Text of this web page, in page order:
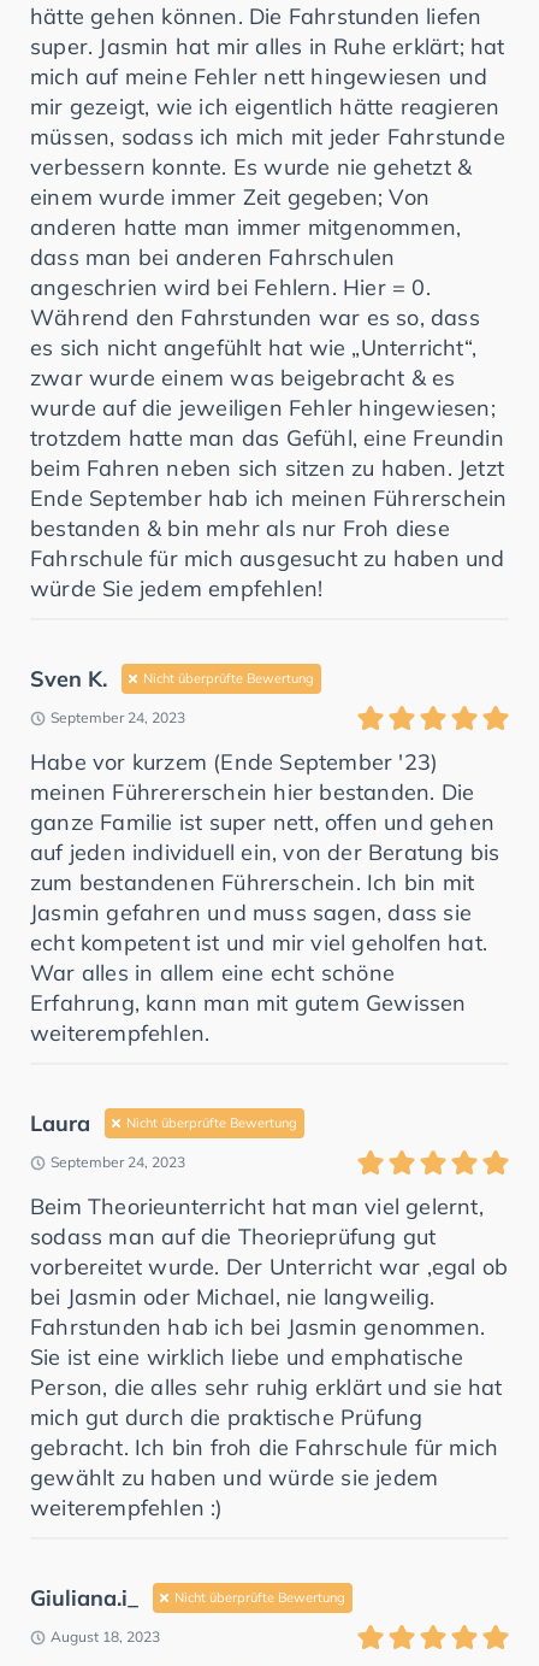
hätte gehen können. Die Fahrstunden liefen
super. Jasmin hat mir alles in Ruhe erklärt; hat
mich auf meine Fehler nett hingewiesen und
mir gezeigt, wie ich eigentlich hätte reagieren
müssen, sodass ich mich mit jeder Fahrstunde
verbessern konnte. Es wurde nie gehetzt &
einem wurde immer Zeit gegeben; Von
anderen hatte man immer mitgenommen,
dass man bei anderen Fahrschulen
angeschrien wird bei Fehlern. Hier = 0.
Während den Fahrstunden war es so, dass
es sich nicht angefühlt hat wie „Unterricht“,
zwar wurde einem was beigebracht & es
wurde auf die jeweiligen Fehler hingewiesen;
trotzdem hatte man das Gefühl, eine Freundin
beim Fahren neben sich sitzen zu haben. Jetzt
Ende September hab ich meinen Führerschein
bestanden & bin mehr als nur Froh diese
Fahrschule für mich ausgesucht zu haben und
würde Sie jedem empfehlen!
Sven K. Nicht überprüfte Bewertung
September 24, 2023
Habe vor kurzem (Ende September '23)
meinen Führererschein hier bestanden. Die
ganze Familie ist super nett, offen und gehen
auf jeden individuell ein, von der Beratung bis
zum bestandenen Führerschein. Ich bin mit
Jasmin gefahren und muss sagen, dass sie
echt kompetent ist und mir viel geholfen hat.
War alles in allem eine echt schöne
Erfahrung, kann man mit gutem Gewissen
weiterempfehlen.
Laura Nicht überprüfte Bewertung
September 24, 2023
Beim Theorieunterricht hat man viel gelernt,
sodass man auf die Theorieprüfung gut
vorbereitet wurde. Der Unterricht war ,egal ob
bei Jasmin oder Michael, nie langweilig.
Fahrstunden hab ich bei Jasmin genommen.
Sie ist eine wirklich liebe und emphatische
Person, die alles sehr ruhig erklärt und sie hat
mich gut durch die praktische Prüfung
gebracht. Ich bin froh die Fahrschule für mich
gewählt zu haben und würde sie jedem
weiterempfehlen :)
Giuliana.i_ Nicht überprüfte Bewertung
August 18, 2023